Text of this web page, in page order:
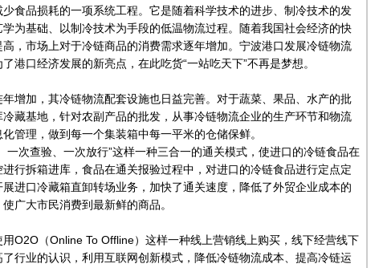
食品损耗的一项系统工程。它是随着科学技术的进步、制冷技术的发
为基础、以制冷技术为手段的低温物流过程。随着我国社会经济的快
，市场上对于冷链商品的消费需求逐年增加。宁波港口发展冷链物流
港口经济发展的新亮点，在此吃货“一站吃天下”不再是梦想。
加，其冷链物流配套设施也日益完善。对于蔬菜、果品、水产的批
藏基地，针对农副产品的批发，从事冷链物流企业的生产环节和物流
管理，做到每一个集装箱中每一平米的仓储保鲜。
次查验、一次放行”这样一种三合一的通关模式，使进口的冷链食品在
行拆箱进库，食品在通关报验过程中，对进口的冷链食品进行定点定
进口冷藏箱直卸转场业务，加快了通关速度，降低了外贸企业成本的
广大市民消费到最新鲜的商品。
（Online To Offline）这样一种线上营销线上购买，线下经营线下
行业的认识，利用互联网创新模式，降低冷链物流成本、提高冷链运